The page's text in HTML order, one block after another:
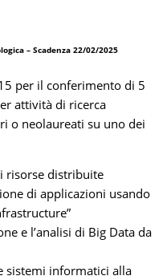
– Scadenza 22/02/2025
per il conferimento di 5
attività di ricerca
o neolaureati su uno dei
risorse distribuite
di applicazioni usando
e l’analisi di Big Data da
sistemi informatici alla